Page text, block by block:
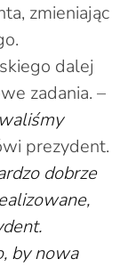
zmieniając
dalej
zadania. –
prezydent.
dobrze
by nowa